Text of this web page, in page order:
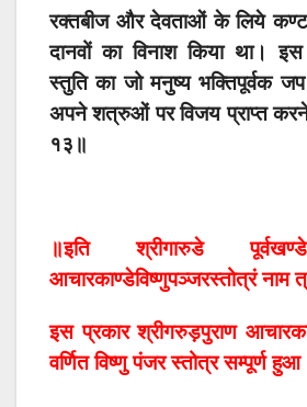
रक्तबीज और देवताओं के लिये
दानवों का विनाश किया था।
स्तुति का जो मनुष्य भक्तिपूर्वक
अपने शत्रुओं पर विजय प्राप्त
१३॥
॥इति श्रीगारुडे
आचारकाण्डेविष्णुपञ्जरस्तोत्रं नाम
इस प्रकार श्रीगरुड़पुराण
वर्णित विष्णु पंजर स्तोत्र सम्पूर्ण